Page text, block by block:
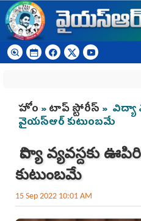
Skip to main content
You are here
హోం »టాప్ స్టోరీస్ » విద్యా
వైయ‌స్ఆర్ కుటుంబ‌మే
విద్యా వ్యవస్దకు
కుటుంబ‌మే
15 Sep 2022 10:01 AM